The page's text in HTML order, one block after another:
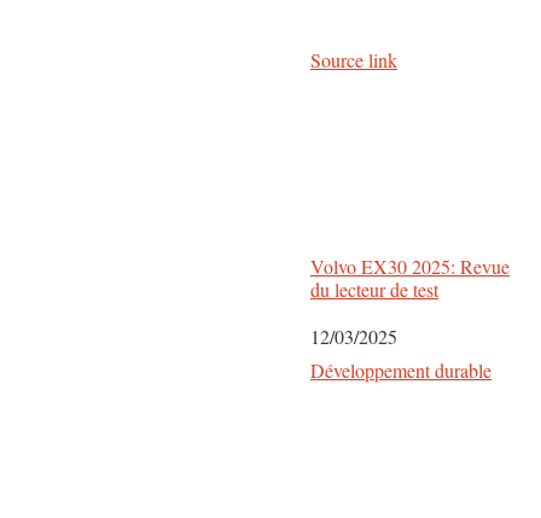
Source link
Volvo EX30 2025: Revue
du lecteur de test
Date
12/03/2025
Par rapport à
Développement durable